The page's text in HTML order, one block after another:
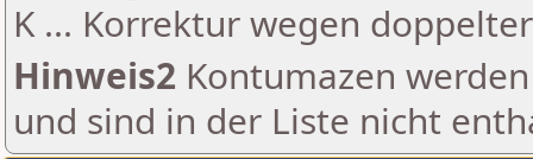
K ... Korrektur wegen
Hinweis2 Kontumazen
und sind in der Liste nicht